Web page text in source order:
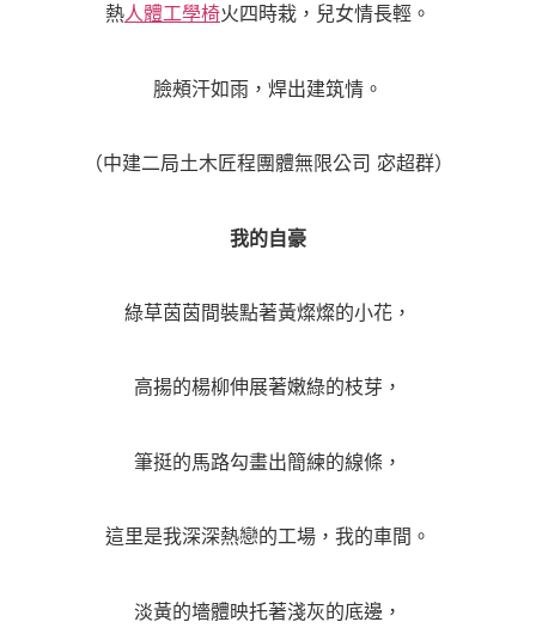
熱人體工學椅火四時栽，兒女情長輕。
臉頰汗如雨，焊出建筑情。
（中建二局土木匠程團體無限公司 宓超群）
我的自豪
綠草茵茵間裝點著黃燦燦的小花，
高揚的楊柳伸展著嫩綠的枝芽，
筆挺的馬路勾畫出簡練的線條，
這里是我深深熱戀的工場，我的車間。
淡黃的墻體映托著淺灰的底邊，